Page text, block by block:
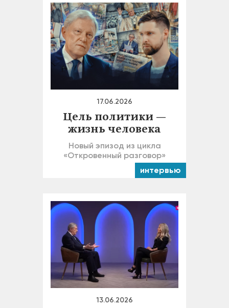
17.06.2026
Цель политики —
жизнь человека
Новый эпизод из цикла
«Откровенный разговор»
интервью
13.06.2026